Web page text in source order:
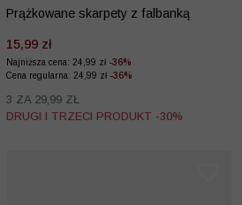
Prążkowane skarpety z falbanką
15,99 zł
Najniższa cena: 24,99 zł -36%
Cena regularna: 24,99 zł -36%
3 ZA 29,99 ZŁ
DRUGI I TRZECI PRODUKT -30%